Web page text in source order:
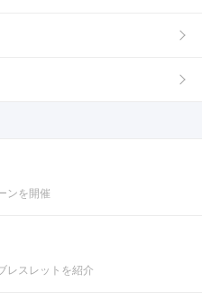
ンを開催
レスレットを紹介